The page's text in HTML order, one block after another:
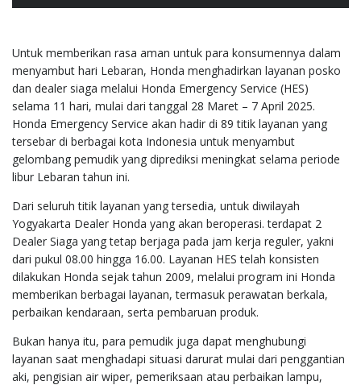
Untuk memberikan rasa aman untuk para konsumennya dalam
menyambut hari Lebaran, Honda menghadirkan layanan posko
dan dealer siaga melalui Honda Emergency Service (HES)
selama 11 hari, mulai dari tanggal 28 Maret – 7 April 2025.
Honda Emergency Service akan hadir di 89 titik layanan yang
tersebar di berbagai kota Indonesia untuk menyambut
gelombang pemudik yang diprediksi meningkat selama periode
libur Lebaran tahun ini.
Dari seluruh titik layanan yang tersedia, untuk diwilayah
Yogyakarta Dealer Honda yang akan beroperasi. terdapat 2
Dealer Siaga yang tetap berjaga pada jam kerja reguler, yakni
dari pukul 08.00 hingga 16.00. Layanan HES telah konsisten
dilakukan Honda sejak tahun 2009, melalui program ini Honda
memberikan berbagai layanan, termasuk perawatan berkala,
perbaikan kendaraan, serta pembaruan produk.
Bukan hanya itu, para pemudik juga dapat menghubungi
layanan saat menghadapi situasi darurat mulai dari penggantian
aki, pengisian air wiper, pemeriksaan atau perbaikan lampu,